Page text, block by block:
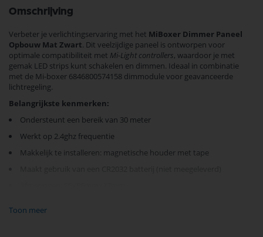
Omschrijving
Verbeter je verlichtingservaring met het MiBoxer Dimmer Paneel
Opbouw Mat Zwart. Dit veelzijdige paneel is ontworpen voor
optimale compatibiliteit met Mi-Light controllers, waardoor je met
gemak LED strips kunt schakelen en dimmen. Ideaal in combinatie
met de Mi-boxer 6846800574158 dimmodule voor geavanceerde
lichtregeling.
Belangrijkste kenmerken:
Ondersteunt een bereik van 30 meter
Werkt op 2.4ghz frequentie
Makkelijk te installeren: magnetische houder met tape
Eenvoudige bediening:
Toon meer